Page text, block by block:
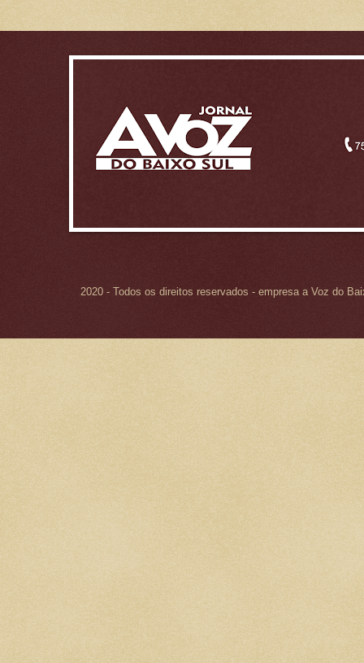
2020 - Todos os direitos reservados - empresa a Voz do